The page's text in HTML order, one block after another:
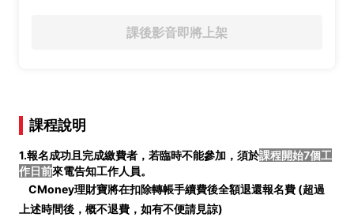
課後影音即將上架
課程說明
1.報名成功且完成繳費者，若臨時不能參加，須於課程開始7個工
作日前來電告知工作人員。
CMoney理財寶將在扣除轉帳手續費後全額退還報名費 (超過
上述時間後，概不退費，如有不便請見諒)